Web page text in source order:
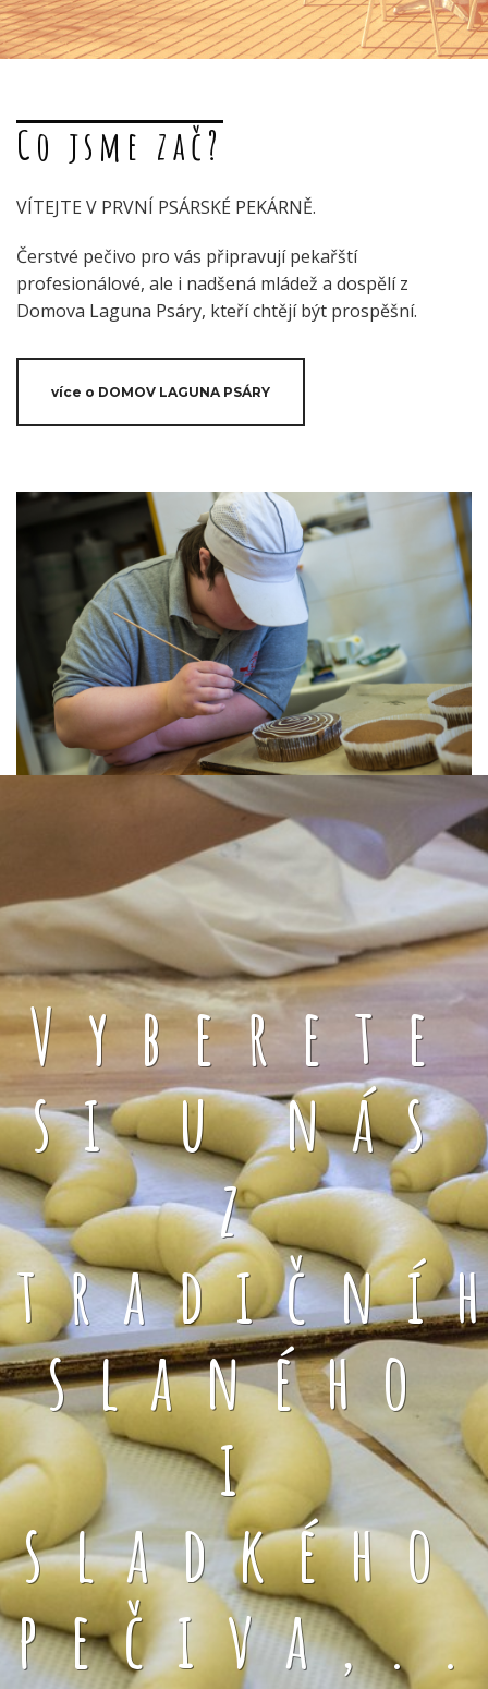
Co jsme zač?
VÍTEJTE V PRVNÍ PSÁRSKÉ PEKÁRNĚ.
Čerstvé pečivo pro vás připravují pekařští
profesionálové, ale i nadšená mládež a dospělí z
Domova Laguna Psáry, kteří chtějí být prospěšní.
více o DOMOV LAGUNA PSÁRY
Vyberete
si u nás
z
slaného
i
sladkého